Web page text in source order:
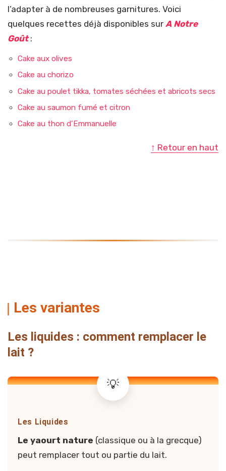
l’adapter à de nombreuses garnitures. Voici
quelques recettes déjà disponibles sur A Notre
Goût:
Cake aux olives
Cake au chorizo
Cake au poulet tikka, tomates séchées et abricots secs
Cake au saumon fumé et citron
Cake au thon d’Emmanuelle
↑ Retour en haut
Les variantes
Les liquides : comment remplacer le
lait ?
Les Liquides
Le yaourt nature (classique ou à la grecque)
peut remplacer tout ou partie du lait.